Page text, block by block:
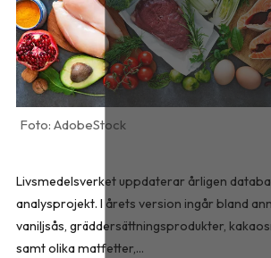
AdobeStock
Livsmedelsverket uppdaterar årligen
analysprojekt. I årets version ingår bland
vaniljsås, gräddersättningsprodukter,
samt olika matfetter,...